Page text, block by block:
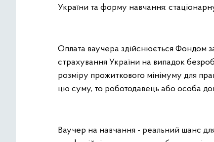
України та форму навчання:
Оплата ваучера здійснюється Фондом
страхування України на випадок
розміру прожиткового мінімуму для
цю суму, то роботодавець або особа
Ваучер на навчання - реальний шанс